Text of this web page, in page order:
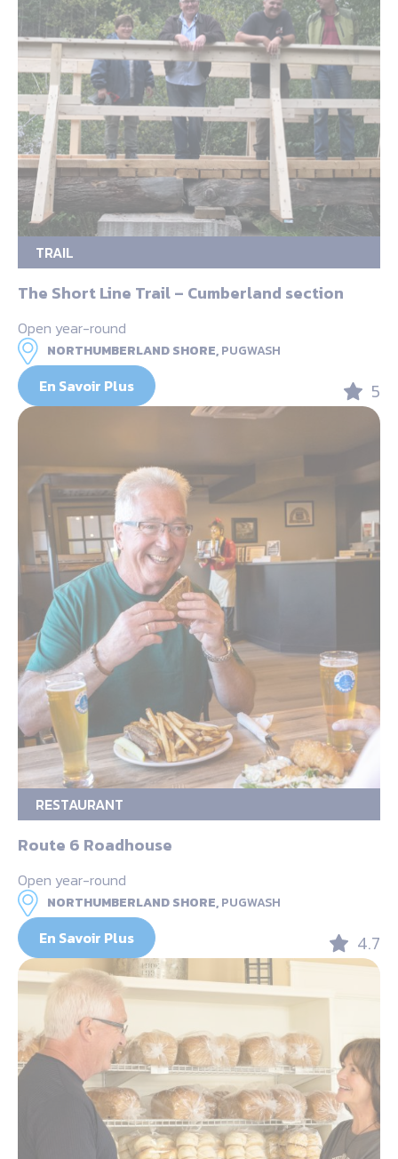
TRAIL
The Short Line Trail – Cumberland section
Open year-round
NORTHUMBERLAND SHORE,PUGWASH
En Savoir Plus 5
RESTAURANT
Route 6 Roadhouse
Open year-round
NORTHUMBERLAND SHORE,PUGWASH
En Savoir Plus 4.7